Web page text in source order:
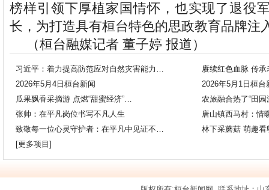
榜样引领下厚植家国情怀，也实现了退役
长，为打造具有桓台特色的思政教育品牌注
（桓台融媒记者 董子婷 报道）
习近平：着力提高防范应对自然灾害能力…
赓续红色血脉 传
2026年5月4日桓台新闻
2026年5月1日桓台
瓜果飘香采摘游 点燃“甜蜜经济”…
农旅融合热了“田园
张帅：在平凡岗位书写不凡人生
唐山镇西马村：
致敬每一位心灵守护者：在平凡中见证不…
林下采蘑菇 萌趣
[更多项目 ]